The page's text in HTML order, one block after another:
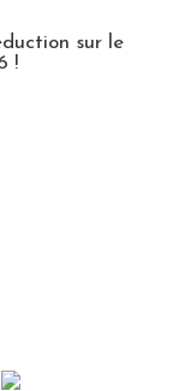
sur le
!